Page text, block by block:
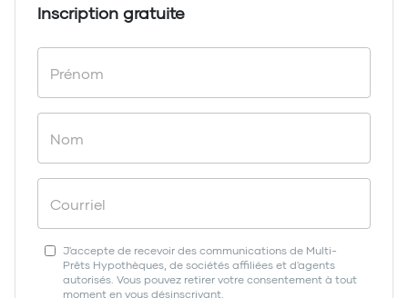
Inscription gratuite
J'accepte de recevoir des communications de Multi-
Prêts Hypothèques, de sociétés affiliées et d'agents
autorisés. Vous pouvez retirer votre consentement à tout
moment en vous désinscrivant.